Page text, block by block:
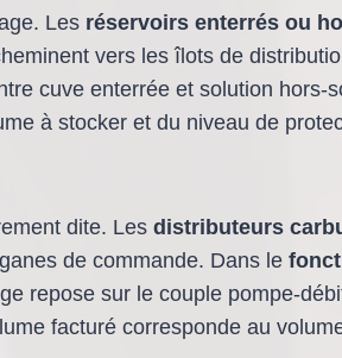
Les réservoirs enterrés ou
vers les îlots de
cuve enterrée et solution hors-
à stocker et du niveau de
dite. Les distributeurs
de commande. Dans le
repose sur le couple pompe-
facturé corresponde au